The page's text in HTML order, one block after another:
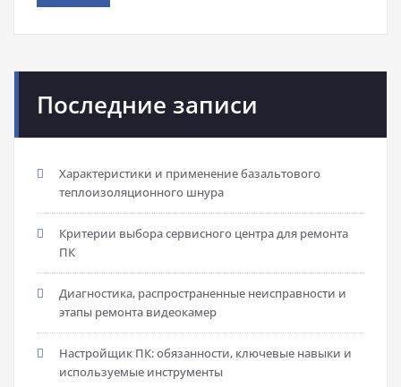
Последние записи
Характеристики и применение базальтового
теплоизоляционного шнура
Критерии выбора сервисного центра для ремонта
ПК
Диагностика, распространенные неисправности и
этапы ремонта видеокамер
Настройщик ПК: обязанности, ключевые навыки и
используемые инструменты